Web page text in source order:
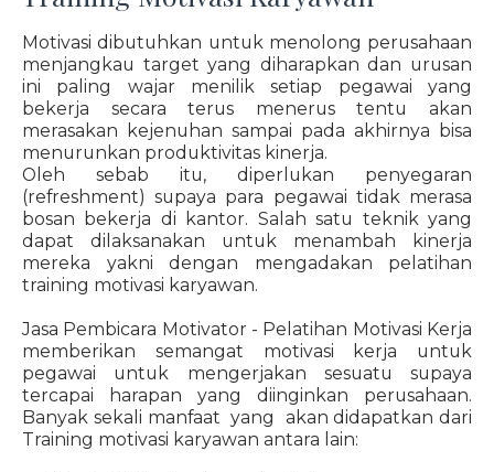
Motivasi dibutuhkan untuk menolong perusahaan
menjangkau target yang diharapkan dan urusan
ini paling wajar menilik setiap pegawai yang
bekerja secara terus menerus tentu akan
merasakan kejenuhan sampai pada akhirnya bisa
menurunkan produktivitas kinerja.
Oleh sebab itu, diperlukan penyegaran
(refreshment) supaya para pegawai tidak merasa
bosan bekerja di kantor. Salah satu teknik yang
dapat dilaksanakan untuk menambah kinerja
mereka yakni dengan mengadakan pelatihan
training motivasi karyawan.
Jasa Pembicara Motivator - Pelatihan Motivasi Kerja
memberikan semangat motivasi kerja untuk
pegawai untuk mengerjakan sesuatu supaya
tercapai harapan yang diinginkan perusahaan.
Banyak sekali manfaat yang akan didapatkan dari
Training motivasi karyawan antara lain: